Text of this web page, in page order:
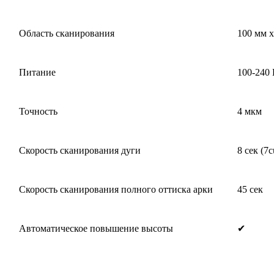
Область сканирования 100 мм
Питание 100-240
Точность 4 мкм
Скорость сканирования дуги 8 сек
Скорость сканирования полного оттиска арки 45 сек
Автоматическое повышение высоты ✔